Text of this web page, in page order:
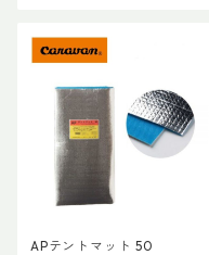
APテントマット 50